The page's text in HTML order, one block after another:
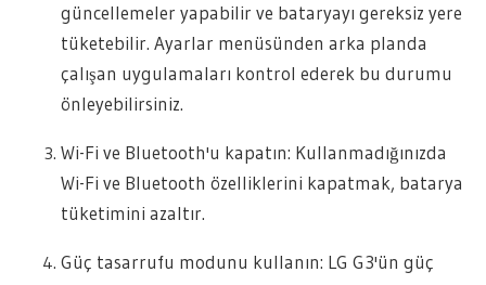
güncellemeler yapabilir ve bataryayı gereksiz yere
tüketebilir. Ayarlar menüsünden arka planda
çalışan uygulamaları kontrol ederek bu durumu
önleyebilirsiniz.
Wi-Fi ve Bluetooth'u kapatın: Kullanmadığınızda
Wi-Fi ve Bluetooth özelliklerini kapatmak, batarya
tüketimini azaltır.
Güç tasarrufu modunu kullanın: LG G3'ün güç